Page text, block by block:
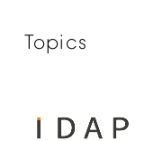
Topics